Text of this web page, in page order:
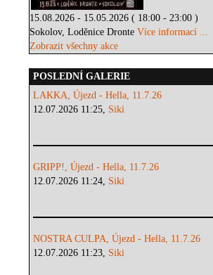
15.08.2026 - 15.05.2026 ( 18:00 - 23:00 )
Sokolov, Loděnice DronteVíce informací ...
Zobrazit všechny akce
POSLEDNÍ GALERIE
LAKKA, Újezd - Hella, 11.7.26
12.07.2026 11:25, Siki
GRIPP!, Újezd - Hella, 11.7.26
12.07.2026 11:24, Siki
NOSTRA CULPA, Újezd - Hella, 11.7.26
12.07.2026 11:23, Siki